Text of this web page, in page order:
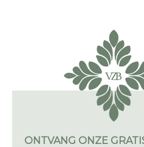
ONTVANG ONZE